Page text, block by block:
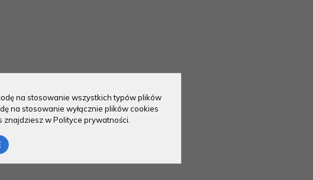
na stosowanie wszystkich typów plików
na stosowanie wyłącznie plików cookies
w Polityce prywatności.